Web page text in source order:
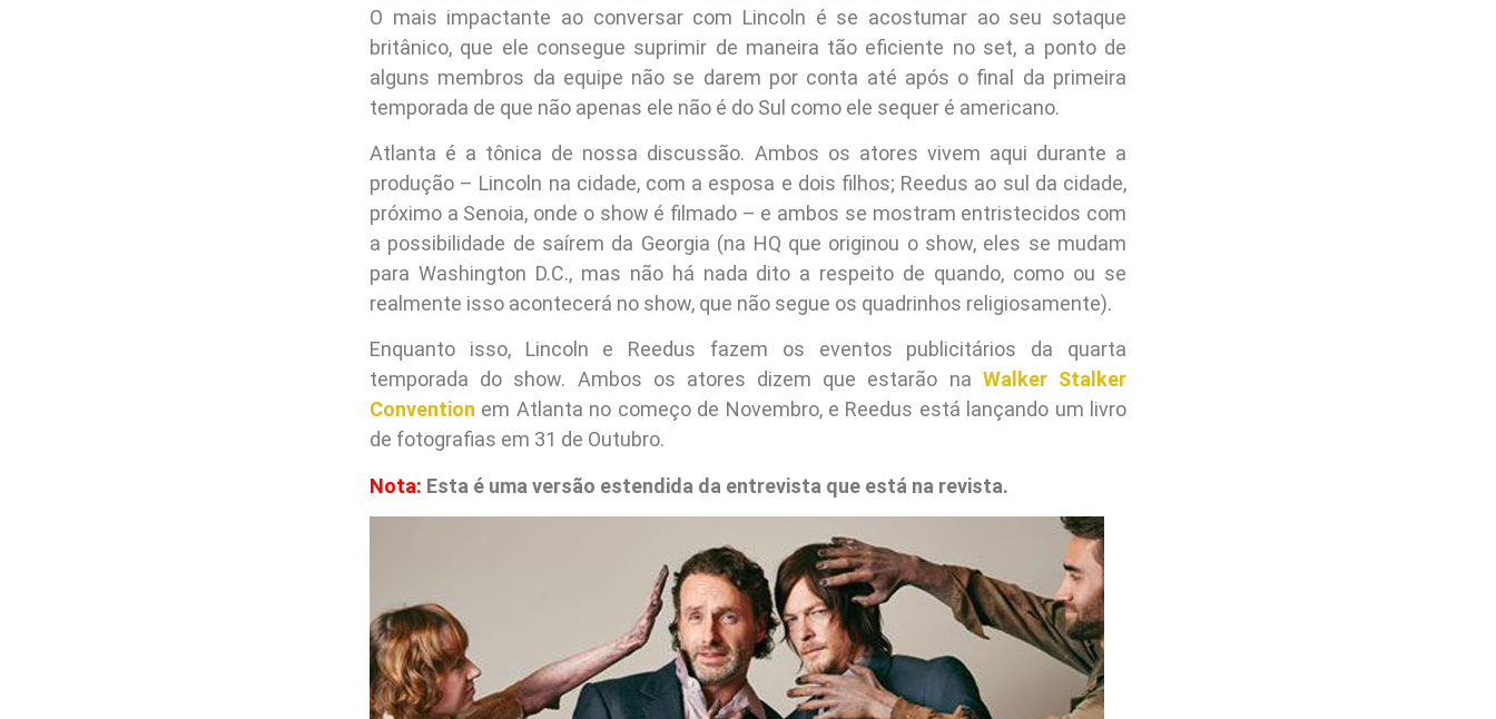
O mais impactante ao conversar com Lincoln é se acostumar ao seu sotaque
britânico, que ele consegue suprimir de maneira tão eficiente no set, a ponto de
alguns membros da equipe não se darem por conta até após o final da primeira
temporada de que não apenas ele não é do Sul como ele sequer é americano.
Atlanta é a tônica de nossa discussão. Ambos os atores vivem aqui durante a
produção – Lincoln na cidade, com a esposa e dois filhos; Reedus ao sul da cidade,
próximo a Senoia, onde o show é filmado – e ambos se mostram entristecidos com
a possibilidade de saírem da Georgia (na HQ que originou o show, eles se mudam
para Washington D.C., mas não há nada dito a respeito de quando, como ou se
realmente isso acontecerá no show, que não segue os quadrinhos religiosamente).
Enquanto isso, Lincoln e Reedus fazem os eventos publicitários da quarta
temporada do show. Ambos os atores dizem que estarão na Walker Stalker
Convention em Atlanta no começo de Novembro, e Reedus está lançando um livro
de fotografias em 31 de Outubro.
Nota: Esta é uma versão estendida da entrevista que está na revista.